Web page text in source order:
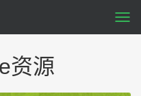
资源